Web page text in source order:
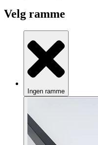
Velg ramme
Ingen ramme